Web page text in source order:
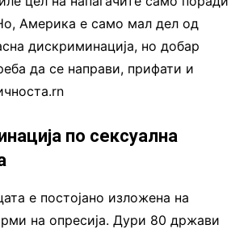
Америка е само мал дел од
дискриминација, но добар
да се направи, прифати и
по сексуална
е постојано изложена на
на опресија. Дури 80 држави